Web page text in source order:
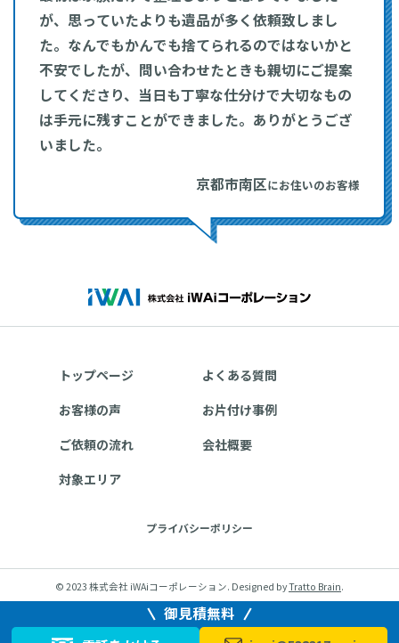
が、思っていたよりも遺品が多く依頼致しまし
た。なんでもかんでも捨てられるのではないかと
不安でしたが、問い合わせたときも親切にご提案
してくださり、当日も丁寧な仕分けで大切なもの
は手元に残すことができました。ありがとうござ
いました。
京都市南区にお住いのお客様
御見積無料
トップページ
よくある質問
お客様の声
お片付け事例
ご依頼の流れ
会社概要
対象エリア
プライバシーポリシー
© 2023 株式会社 iWAiコーポレーション. Designed byTratto Brain.